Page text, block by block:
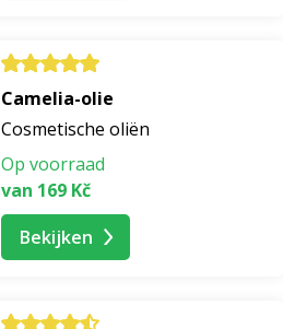
Camelia-olie
Cosmetische oliën
Op voorraad
van 169 Kč
Bekijken